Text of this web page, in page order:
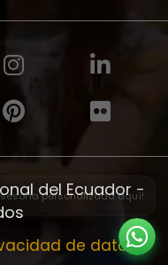
del Ecuador -
de datos
personalizada aquí!